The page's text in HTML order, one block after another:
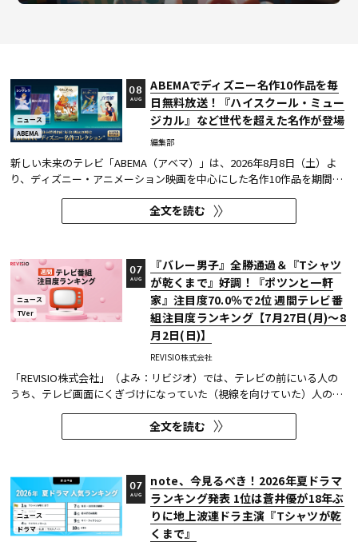
ニュース
ABEMA
ABEMAでディズニー名作10作品を毎
日無料放送！『ハイスクール・ミュー
ジカル』など世代を超えた名作が登場
編集部
08
AUG
新しい未来のテレビ「ABEMA（アベマ）」は、2026年8月8日（土）よ
り、ディズニー・アニメーション映画を中心にした名作10作品を期間限
定で無料放送することを決定した。
全文を読む
ニュース
TVer
『バレー男子』全勝通過＆『Tシャツ
が乾くまで』好調！『ポツンと一軒
家』注目度70.0％で2位 週間テレビ番
組注目度ランキング【7月27日(月)～8
月2日(日)】
REVISIO株式会社
07
AUG
「REVISIO株式会社」（よみ：リビジオ）では、テレビの前にいる人の
うち、テレビ画面にくぎづけになっていた（視線を向けていた）人の割
合がわかる「注目度」を用いて、「個人全体」ならびにREVISIOで定義
した「コア視聴層（男女13歳～49歳）」のテレビ番組ランキングを公開
している。
全文を読む
ニュース
ドラマ
note、今見るべき！2026年夏ドラマ
ランキング発表 1位は蒼井優が18年ぶ
りに地上波連ドラ主演『Tシャツが乾
くまで』
07
AUG